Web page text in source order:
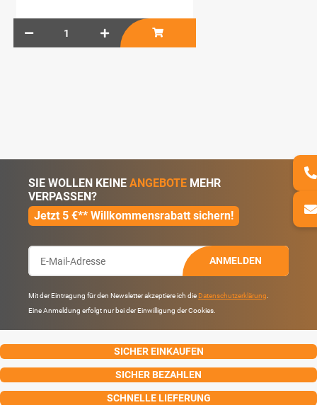
SIE WOLLEN KEINE ANGEBOTE MEHR
VERPASSEN?
Jetzt 5 €** Willkommensrabatt sichern!
ANMELDEN
Mit der Eintragung für den Newsletter akzeptiere ich die Datenschutzerklärung
Eine Anmeldung erfolgt nur bei der Einwilligung der Cookies.
SICHER EINKAUFEN
SICHER BEZAHLEN
SCHNELLE LIEFERUNG